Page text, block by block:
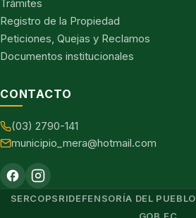
Trámites
Registro de la Propiedad
Peticiones, Quejas y Reclamos
Documentos institucionales
CONTACTO
(03) 2790-141
municipio_mera@hotmail.com
SERCOPSRIDEFENSORÍA DEL PUEBLO